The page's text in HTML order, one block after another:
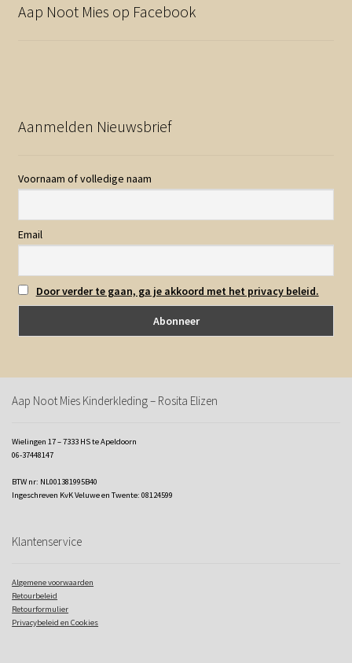
Aap Noot Mies op Facebook
Aanmelden Nieuwsbrief
Voornaam of volledige naam
Email
Door verder te gaan, ga je akkoord met het privacy beleid.
Aap Noot Mies Kinderkleding – Rosita Elizen
Wielingen 17 – 7333 HS te Apeldoorn
06-37448147
BTW nr: NL001381995B40
Ingeschreven KvK Veluwe en Twente: 08124599
Klantenservice
Algemene voorwaarden
Retourbeleid
Retourformulier
Privacybeleid en Cookies